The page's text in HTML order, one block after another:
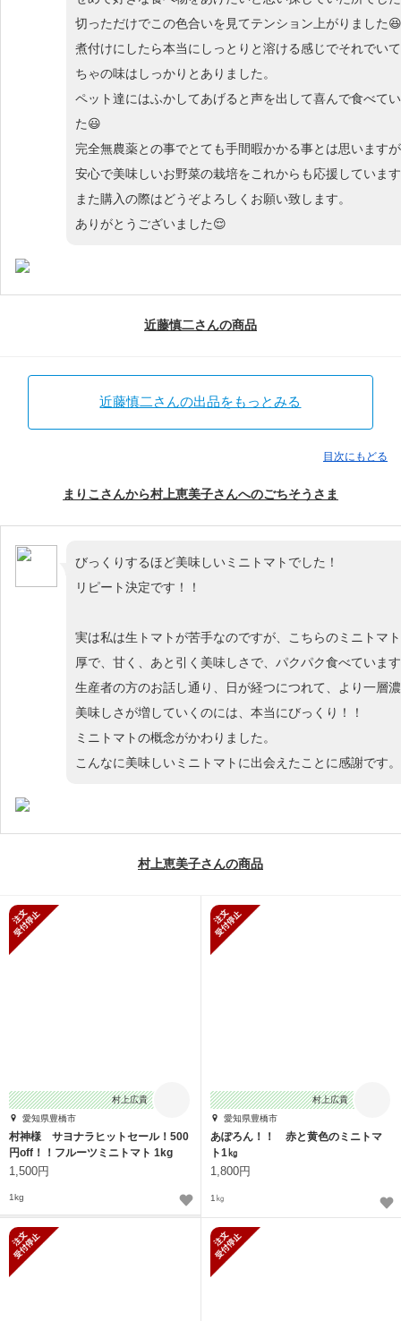
切っただけでこの色合いを見てテンション上がりました😆
煮付けにしたら本当にしっとりと溶ける感じでそれでい
ちゃの味はしっかりとありました。
ペット達にはふかしてあげると声を出して喜んで食べて
た😃
完全無農薬との事でとても手間暇かかる事とは思いますが
安心で美味しいお野菜の栽培をこれからも応援していま
また購入の際はどうぞよろしくお願い致します。
ありがとうございました😌
近藤慎二さんの商品
近藤慎二さんの出品をもっとみる
目次にもどる
まりこさんから村上恵美子さんへのごちそうさま
びっくりするほど美味しいミニトマトでした！
リピート決定です！！
実は私は生トマトが苦手なのですが、こちらのミニトマ
厚で、甘く、あと引く美味しさで、パクパク食べていま
生産者の方のお話し通り、日が経つにつれて、より一層
美味しさが増していくのには、本当にびっくり！！
ミニトマトの概念がかわりました。
こんなに美味しいミニトマトに出会えたことに感謝です。
村上恵美子さんの商品
村上広貴
愛知県豊橋市
村神様 サヨナラヒットセール！500
円off！！フルーツミニトマト 1kg
1,500円
1kg
村上広貴
愛知県豊橋市
あぽろん！！ 赤と黄色のミニトマ
ト1㎏
1,800円
1㎏